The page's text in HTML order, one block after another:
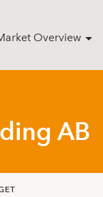
Overview
AB